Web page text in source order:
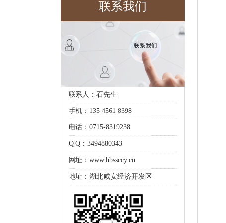
联系我们
联系人：石先生
手机：135 4561 8398
电话：0715-8319238
Q Q：3494880343
网址：www.hbssccy.cn
地址：湖北咸安经济开发区